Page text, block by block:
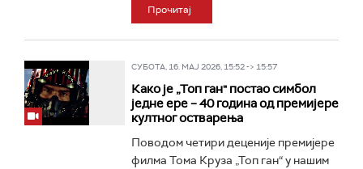
Прочитај
СУБОТА, 16. МАЈ 2026, 15:52 -> 15:57
Како је „Топ ган" постао симбол
једне ере – 40 година од премијере
култног остварења
Поводом четири деценије премијере
филма Тома Круза „Топ ган“ у нашим